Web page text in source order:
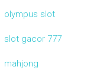
olympus slot
slot gacor 777
mahjong